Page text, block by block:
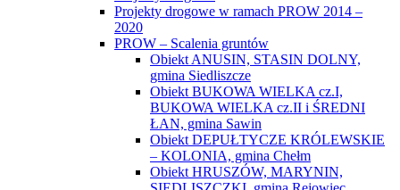
Projekty drogowe w ramach PROW 2014 –
2020
PROW – Scalenia gruntów
Obiekt ANUSIN, STASIN DOLNY,
gmina Siedliszcze
Obiekt BUKOWA WIELKA cz.I,
BUKOWA WIELKA cz.II i ŚREDNI
ŁAN, gmina Sawin
Obiekt DEPUŁTYCZE KRÓLEWSKIE
– KOLONIA, gmina Chełm
Obiekt HRUSZÓW, MARYNIN,